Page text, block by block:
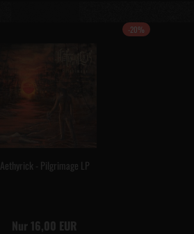
-20%
Aethyrick - Pilgrimage LP
Nur 16,00 EUR